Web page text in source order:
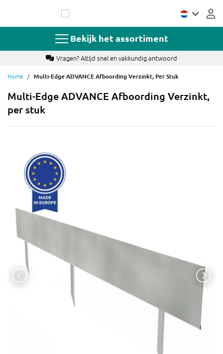
de
Bekijk het assortiment
Vragen? Altijd snel en vakkundig antwoord
Home Multi-Edge ADVANCE Afboording Verzinkt, Per Stuk
Multi-Edge ADVANCE Afboording Verzinkt,
per stuk